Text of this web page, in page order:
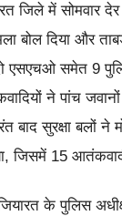
जिले में सोमवार
बोल दिया और
समेत 9
ने पांच
बाद सुरक्षा बलों ने
जिसमें 15
के पुलिस